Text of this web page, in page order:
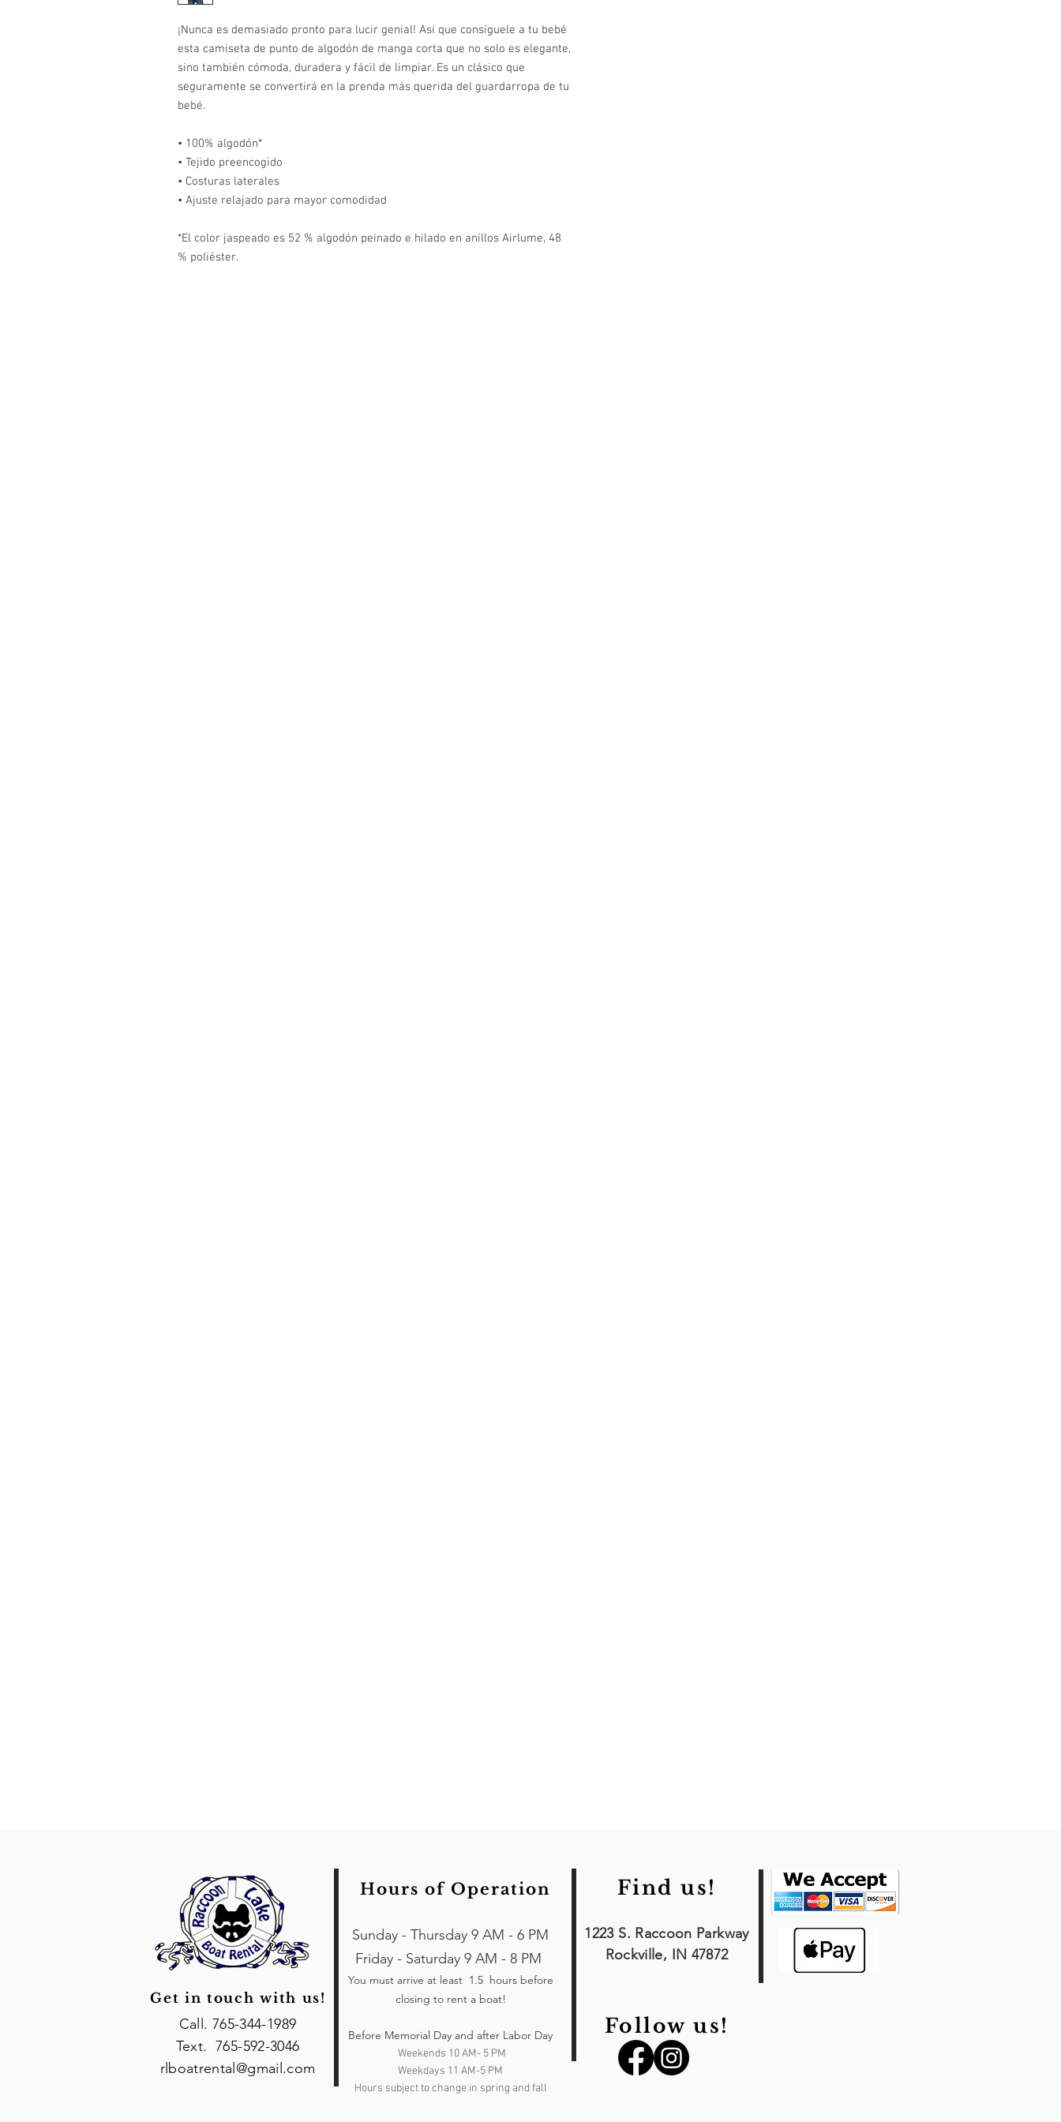
¡Nunca es demasiado pronto para lucir genial! Así que consíguele a tu bebé
esta camiseta de punto de algodón de manga corta que no solo es elegante,
sino también cómoda, duradera y fácil de limpiar. Es un clásico que
seguramente se convertirá en la prenda más querida del guardarropa de tu
bebé.
• 100% algodón*
• Tejido preencogido
• Costuras laterales
• Ajuste relajado para mayor comodidad
*El color jaspeado es 52 % algodón peinado e hilado en anillos Airlume, 48
% poliéster.
Sunday - Thursday 9 AM - 6 PM
Friday - Saturday 9 AM - 8 PM
You must arrive at least 1.5 hours before
closing to rent a boat!
Before Memorial Day and after Labor Day
Weekends 10 AM- 5 PM
Weekdays 11 AM-5 PM
Hours subject to change in spring and fall
Call. 765-344-1989
Text. 765-592-3046
rlboatrental@gmail.com
Get in touch with us!
Follow us!
Hours of Operation Find us!
1223 S. Raccoon Parkway
Rockville, IN 47872